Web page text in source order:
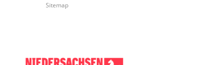
Sitemap